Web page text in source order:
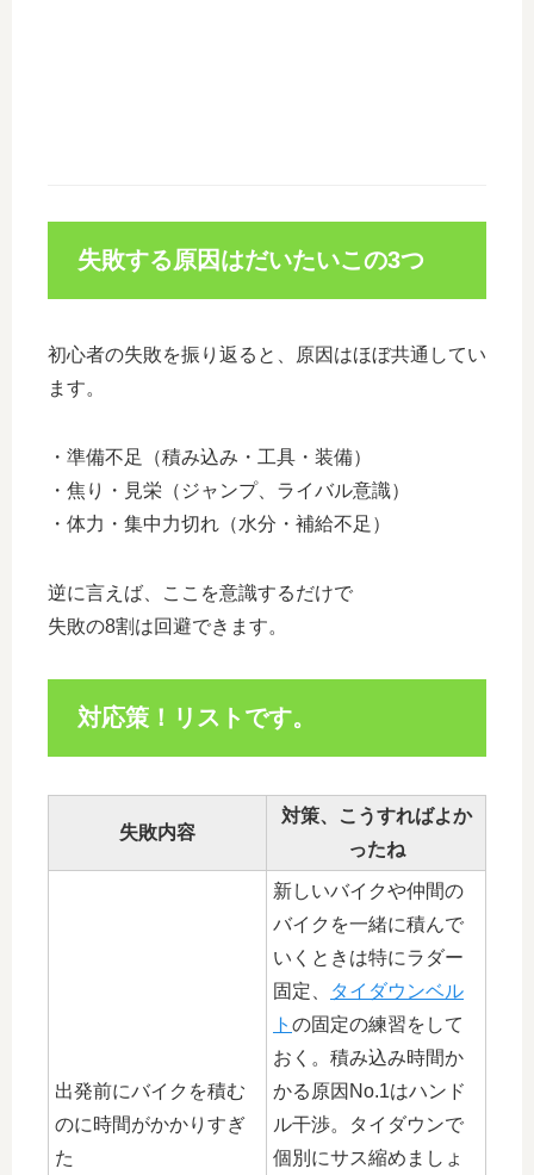
失敗する原因はだいたいこの3つ
初心者の失敗を振り返ると、原因はほぼ共通してい
ます。
・準備不足（積み込み・工具・装備）
・焦り・見栄（ジャンプ、ライバル意識）
・体力・集中力切れ（水分・補給不足）
逆に言えば、ここを意識するだけで
失敗の8割は回避できます。
対応策！リストです。
失敗内容
対策、こうすればよか
ったね
出発前にバイクを積む
のに時間がかかりすぎ
た
新しいバイクや仲間の
バイクを一緒に積んで
いくときは特にラダー
固定、
タイダウンベル
ト の固定の練習をして
おく。積み込み時間か
かる原因No.1はハンド
ル干渉。タイダウンで
個別にサス縮めましょ